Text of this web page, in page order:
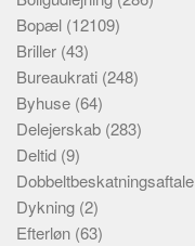
Bopæl (12109)
Briller (43)
Bureaukrati (248)
Byhuse (64)
Delejerskab (283)
Deltid (9)
Dobbeltbeskatningsaftale
Dykning (2)
Efterløn (63)